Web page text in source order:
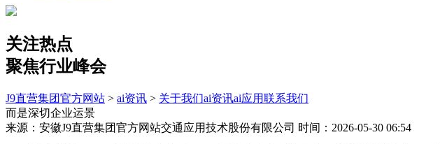
关注热点
聚焦行业峰会
J9直营集团官方网站 > ai资讯 > 关于我们ai资讯ai应用联系我们
而是深切企业运景
来源：安徽J9直营集团官方网站交通应用技术股份有限公司 时间：2026-05-30 06:54